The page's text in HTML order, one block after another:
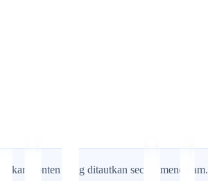
konten yang ditautkan secara mendalam.